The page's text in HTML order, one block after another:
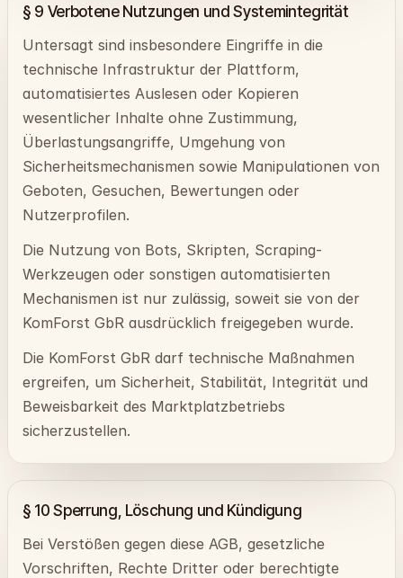
§ 9 Verbotene Nutzungen und Systemintegrität
Untersagt sind insbesondere Eingriffe in die
technische Infrastruktur der Plattform,
automatisiertes Auslesen oder Kopieren
wesentlicher Inhalte ohne Zustimmung,
Überlastungsangriffe, Umgehung von
Sicherheitsmechanismen sowie Manipulationen von
Geboten, Gesuchen, Bewertungen oder
Nutzerprofilen.
Die Nutzung von Bots, Skripten, Scraping-
Werkzeugen oder sonstigen automatisierten
Mechanismen ist nur zulässig, soweit sie von der
KomForst GbR ausdrücklich freigegeben wurde.
Die KomForst GbR darf technische Maßnahmen
ergreifen, um Sicherheit, Stabilität, Integrität und
Beweisbarkeit des Marktplatzbetriebs
sicherzustellen.
§ 10 Sperrung, Löschung und Kündigung
Bei Verstößen gegen diese AGB, gesetzliche
Vorschriften, Rechte Dritter oder berechtigte